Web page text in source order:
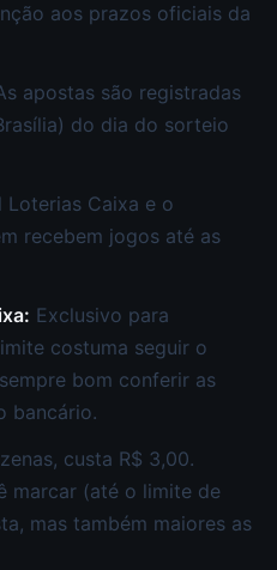
aos prazos oficiais da
apostas são registradas
do dia do sorteio
Loterias Caixa e o
recebem jogos até as
Exclusivo para
costuma seguir o
bom conferir as
bancário.
custa R$ 3,00.
marcar (até o limite de
mas também maiores as